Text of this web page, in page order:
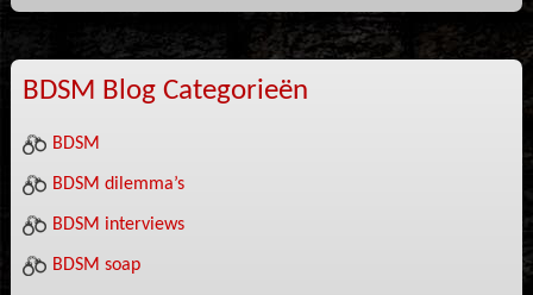
BDSM Blog Categorieën
BDSM
BDSM dilemma’s
BDSM interviews
BDSM soap